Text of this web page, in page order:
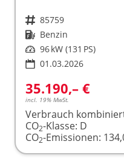
Fahrzeugnr. 85759
Kraftstoff Benzin
Leistung 96 kW (131 PS)
01.03.2026
35.190,– €
incl. 19% MwSt.
Verbrauch
CO2-Klasse: D
CO2-Emissionen: